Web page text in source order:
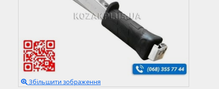
Збільшити зображення